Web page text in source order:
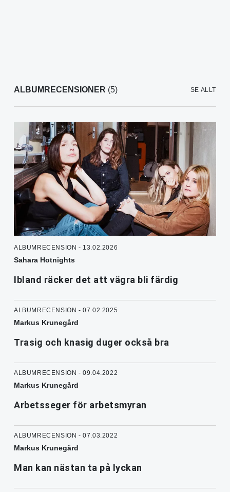
ALBUMRECENSIONER (5) SE ALLT
ALBUMRECENSION - 13.02.2026
Sahara Hotnights
Ibland räcker det att vägra bli färdig
ALBUMRECENSION - 07.02.2025
Markus Krunegård
Trasig och knasig duger också bra
ALBUMRECENSION - 09.04.2022
Markus Krunegård
Arbetsseger för arbetsmyran
ALBUMRECENSION - 07.03.2022
Markus Krunegård
Man kan nästan ta på lyckan